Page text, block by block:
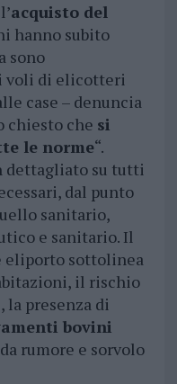
acquisto del
hanno subito
sono
voli di elicotteri
case – denuncia
chiesto che si
le norme“.
dettagliato su tutti
dal punto
sanitario,
e sanitario. Il
eliporto sottolinea
il rischio
la presenza di
bovini
rumore e sorvolo